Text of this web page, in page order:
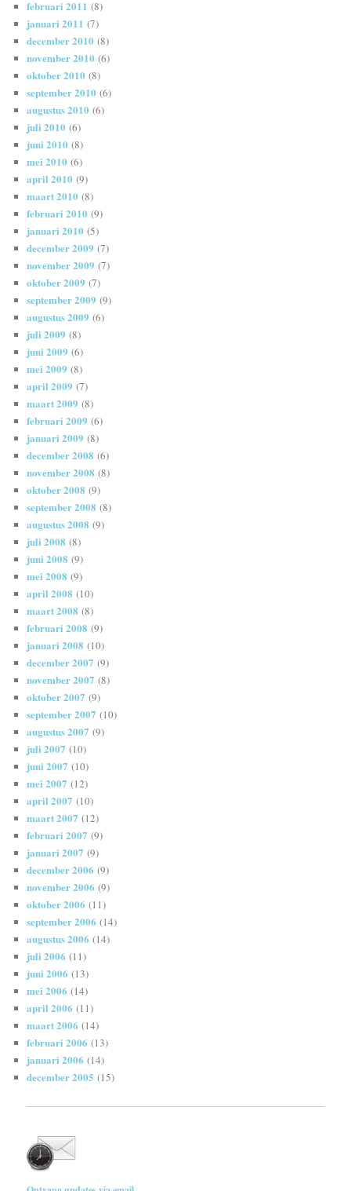
februari 2011 (8)
januari 2011 (7)
december 2010 (8)
november 2010 (6)
oktober 2010 (8)
september 2010 (6)
augustus 2010 (6)
juli 2010 (6)
juni 2010 (8)
mei 2010 (6)
april 2010 (9)
maart 2010 (8)
februari 2010 (9)
januari 2010 (5)
december 2009 (7)
november 2009 (7)
oktober 2009 (7)
september 2009 (9)
augustus 2009 (6)
juli 2009 (8)
juni 2009 (6)
mei 2009 (8)
april 2009 (7)
maart 2009 (8)
februari 2009 (6)
januari 2009 (8)
december 2008 (6)
november 2008 (8)
oktober 2008 (9)
september 2008 (8)
augustus 2008 (9)
juli 2008 (8)
juni 2008 (9)
mei 2008 (9)
april 2008 (10)
maart 2008 (8)
februari 2008 (9)
januari 2008 (10)
december 2007 (9)
november 2007 (8)
oktober 2007 (9)
september 2007 (10)
augustus 2007 (9)
juli 2007 (10)
juni 2007 (10)
mei 2007 (12)
april 2007 (10)
maart 2007 (12)
februari 2007 (9)
januari 2007 (9)
december 2006 (9)
november 2006 (9)
oktober 2006 (11)
september 2006 (14)
augustus 2006 (14)
juli 2006 (11)
juni 2006 (13)
mei 2006 (14)
april 2006 (11)
maart 2006 (14)
februari 2006 (13)
januari 2006 (14)
december 2005 (15)